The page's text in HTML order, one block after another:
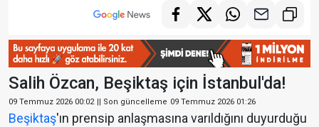
Salih Özcan, Beşiktaş için İstanbul'da!
09 Temmuz 2026 00:02 || Son güncelleme 09 Temmuz 2026 01:26
Beşiktaş'ın prensip anlaşmasına varıldığını duyurduğu